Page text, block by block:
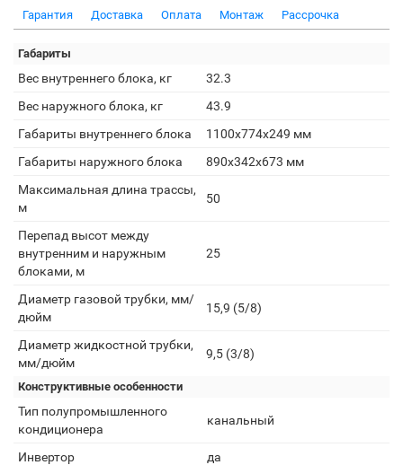
Гарантия Доставка Оплата Монтаж Рассрочка
Габариты
Вес внутреннего блока, кг
32.3
Вес наружного блока, кг
43.9
Габариты внутреннего блока
1100х774х249 мм
Габариты наружного блока
890х342х673 мм
Максимальная длина трассы,
м
50
Перепад высот между
внутренним и наружным
блоками, м
25
Диаметр газовой трубки, мм/
дюйм
15,9 (5/8)
Диаметр жидкостной трубки,
мм/дюйм
9,5 (3/8)
Конструктивные особенности
Тип полупромышленного
кондиционера
канальный
Инвертор
да